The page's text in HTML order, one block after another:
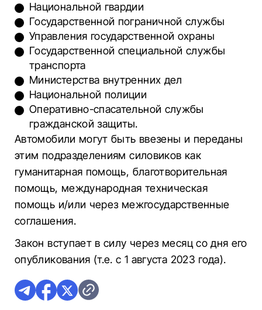
Национальной гвардии
Государственной пограничной службы
Управления государственной охраны
Государственной специальной службы
транспорта
Министерства внутренних дел
Национальной полиции
Оперативно-спасательной службы
гражданской защиты.
Автомобили могут быть ввезены и переданы
этим подразделениям силовиков как
гуманитарная помощь, благотворительная
помощь, международная техническая
помощь и/или через межгосударственные
соглашения.
Закон вступает в силу через месяц со дня его
опубликования (т.е. с 1 августа 2023 года).